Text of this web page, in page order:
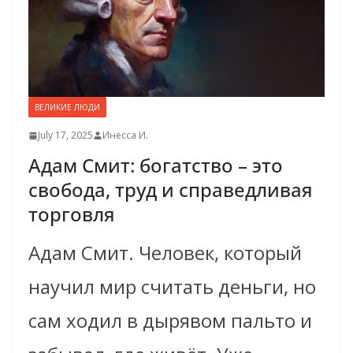
ВЕЛИКИЕ ЛЮДИ
July 17, 2025 Инесса И.
Адам Смит: богатство – это
свобода, труд и справедливая
торговля
Адам Смит. Человек, который
научил мир считать деньги, но
сам ходил в дырявом пальто и